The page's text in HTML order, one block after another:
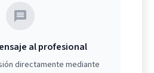
al profesional
directamente mediante